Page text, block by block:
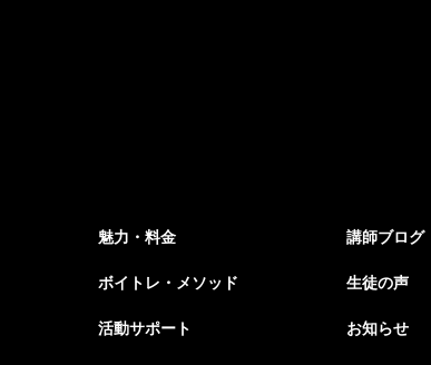
魅力・料金
ボイトレ・メソッド
活動サポート
講師ブログ
生徒の声
お知らせ